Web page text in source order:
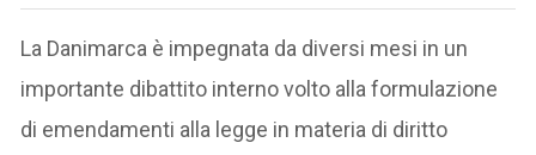
La Danimarca è impegnata da diversi mesi in un
importante dibattito interno volto alla formulazione
di emendamenti alla legge in materia di diritto